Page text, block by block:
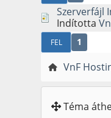
Szerverfájl
Indította
FEL 1
VnF
Téma